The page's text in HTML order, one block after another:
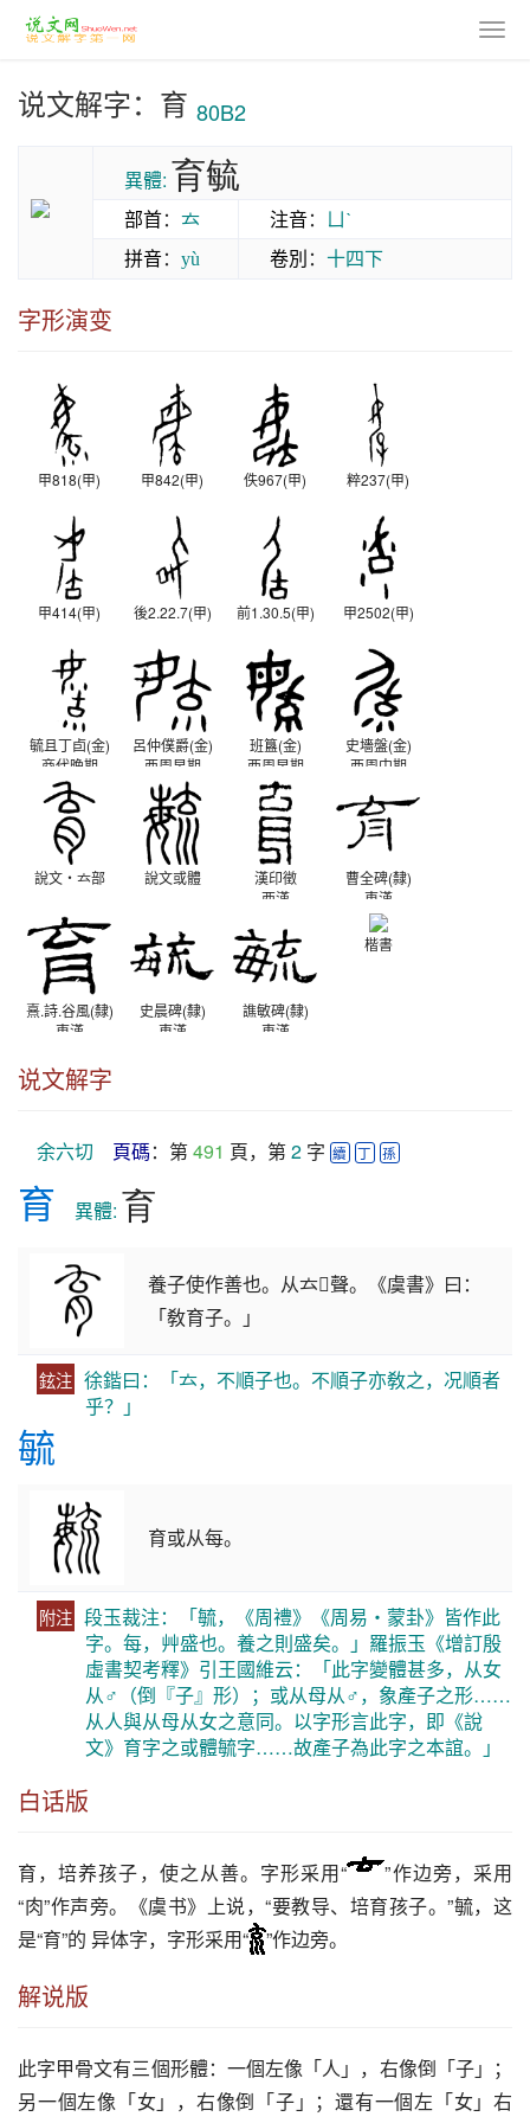
说文解字：育 80B2
異體: 育毓
部首： 𠫓 注音： ㄩˋ
拼音： yù 卷別： 十四下
字形演变
甲818(甲) 甲842(甲) 佚967(甲) 粹237(甲)
甲414(甲) 後2.22.7(甲) 前1.30.5(甲) 甲2502(甲)
毓且丁卣(金)
商代晚期
呂仲僕爵(金)
西周早期
班簋(金)
西周早期
史墻盤(金)
西周中期
說文‧𠫓部 說文或體
漢印徵
西漢
曹全碑(隸)
東漢
熹.詩.谷風(隸)
東漢
史晨碑(隸)
東漢
譙敏碑(隸)
東漢
楷書
说文解字
余六切 頁碼：第 491 頁，第 2 字 續 丁 孫
育 異體: 育
養子使作善也。从𠫓𠕎聲。《虞書》曰：
「敎育子。」
鉉注 徐鍇曰：「𠫓，不順子也。不順子亦敎之，况順者
乎？」
毓
育或从每。
附注 段玉裁注：「毓，《周禮》《周易・蒙卦》皆作此
字。每，艸盛也。養之則盛矣。」羅振玉《增訂殷
虛書契考釋》引王國維云：「此字變體甚多，从女
从♂（倒『子』形）；或从母从♂，象產子之形……
从人與从母从女之意同。以字形言此字，即《說
文》育字之或體毓字……故產子為此字之本誼。」
白话版
育，培养孩子，使之从善。字形采用“
”作边旁，采用
“肉”作声旁。《虞书》上说，“要教导、培育孩子。”毓，这
是“育”的 异体字，字形采用“ ”作边旁。
解说版
此字甲骨文有三個形體：一個左像「人」，右像倒「子」；
另一個左像「女」，右像倒「子」；還有一個左「女」右